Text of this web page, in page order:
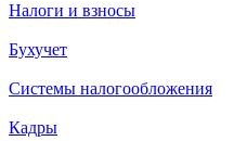
Налоги и взносы
Бухучет
Системы налогообложения
Кадры